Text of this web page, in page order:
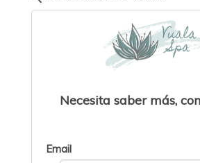
Necesita saber más,
Email